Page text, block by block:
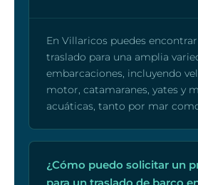
En Villaricos puedes
traslado para una amplia
embarcaciones, incluyendo
motor, catamaranes, yates y
acuáticas, tanto por mar
¿Cómo puedo solicitar un